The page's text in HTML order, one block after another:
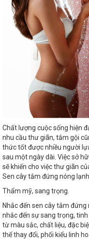
Chất lượng cuộc sống hiện
nhu cầu thư giãn, tắm gội
thức tốt được nhiều người
sau một ngày dài. Việc sở
sẽ khiến cho việc thư giãn
Sen cây tắm đứng nóng
Thẩm mỹ, sang trọng.
Nhắc đến sen cây tắm
nhắc đến sự sang trọng,
từ màu sắc, chất liệu, đặc
thể thay đổi, phối kiểu linh